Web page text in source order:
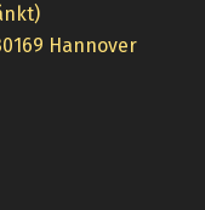
Hannover